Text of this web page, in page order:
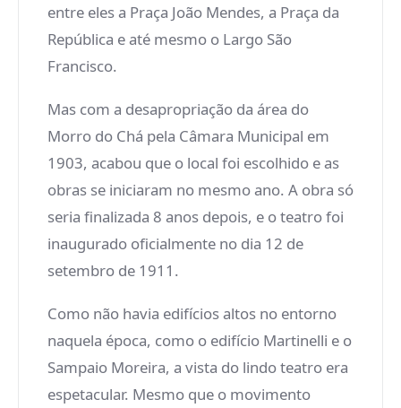
entre eles a Praça João Mendes, a Praça da
República e até mesmo o Largo São
Francisco.
Mas com a desapropriação da área do
Morro do Chá pela Câmara Municipal em
1903, acabou que o local foi escolhido e as
obras se iniciaram no mesmo ano. A obra só
seria finalizada 8 anos depois, e o teatro foi
inaugurado oficialmente no dia 12 de
setembro de 1911.
Como não havia edifícios altos no entorno
naquela época, como o edifício Martinelli e o
Sampaio Moreira, a vista do lindo teatro era
espetacular. Mesmo que o movimento